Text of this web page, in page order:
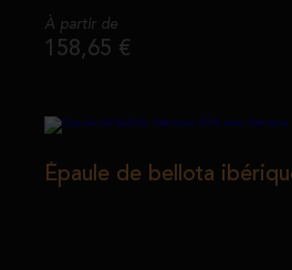
À partir de
158,65 €
Épaule de bellota